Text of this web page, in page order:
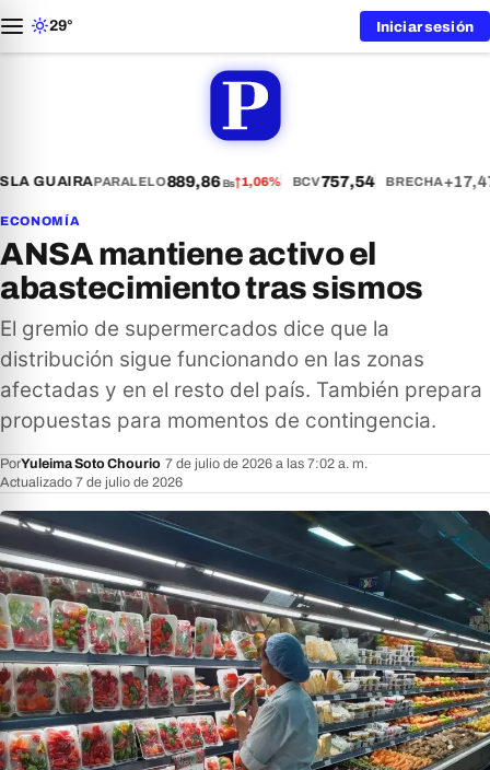
29° Iniciar sesión
LA GUAIRAPARALELO889,86Bs↑1,06% BCV757,54 BRECHA
ECONOMÍA
ANSA mantiene activo el
abastecimiento tras sismos
El gremio de supermercados dice que la
distribución sigue funcionando en las zonas
afectadas y en el resto del país. También prepara
propuestas para momentos de contingencia.
PorYuleima Soto Chourio 7 de julio de 2026 a las 7:02 a. m.
Actualizado 7 de julio de 2026